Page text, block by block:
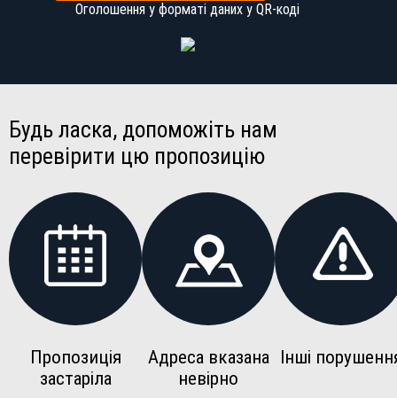
Оголошення у форматі даних у QR-коді
Будь ласка, допоможіть нам
перевірити цю пропозицію
Пропозиція
застаріла
Адреса вказана
невірно
Інші